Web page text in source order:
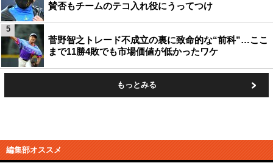
賛否もチームのテコ入れ役にうってつけ
菅野智之トレード不成立の裏に致命的な“前科”…ここ
まで11勝4敗でも市場価値が低かったワケ
5
もっとみる
編集部オススメ